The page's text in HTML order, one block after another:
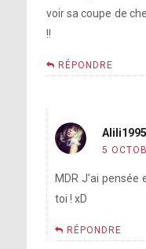
voir sa coupe de
!!
RÉPONDRE
Alili1995
5
MDR J’ai
toi ! xD
RÉPONDRE